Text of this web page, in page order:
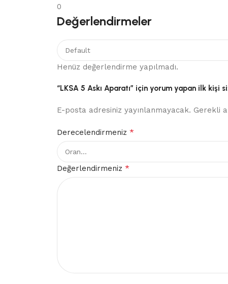
0
Değerlendirmeler
Henüz değerlendirme yapılmadı.
“LKSA 5 Askı Aparatı” için yorum yapan ilk kişi
E-posta adresiniz yayınlanmayacak. Gerekli
Derecelendirmeniz *
Değerlendirmeniz *